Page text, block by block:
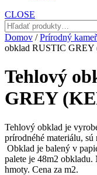
CLOSE
Hľadať:
Domov /Prírodný
obklad RUSTIC GREY
Tehlový
GREY
Tehlový obklad je
prírodnéhé materiálu,
Obklad je balený v
palete je 48m2 obkladu.
hmoty. Cena za m2.